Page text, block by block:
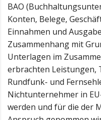
BAO
Konten, Belege,
Einnahmen und
Zusammenhang mit
Unterlagen im
erbrachten Leistungen,
Rundfunk- und
Nichtunternehmer in
werden und für die der